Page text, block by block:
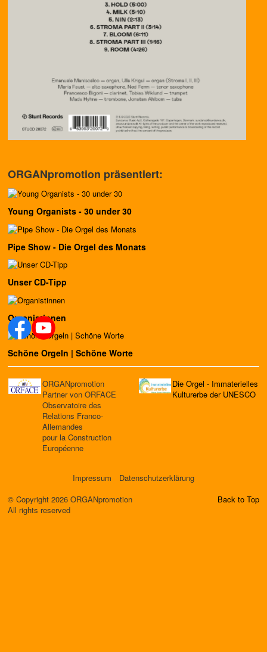
ORGANpromotion präsentiert:
Young Organists - 30 under 30
Pipe Show - Die Orgel des Monats
Unser CD-Tipp
Organistinnen
Schöne Orgeln | Schöne Worte
ORGANpromotion
Partner von ORFACE
Observatoire des
Relations Franco-
Allemandes
pour la Construction
Européenne
Die Orgel - Immaterielles
Kulturerbe der UNESCO
Impressum
Datenschutzerklärung
© Copyright 2026 ORGANpromotion
All rights reserved
Back to Top